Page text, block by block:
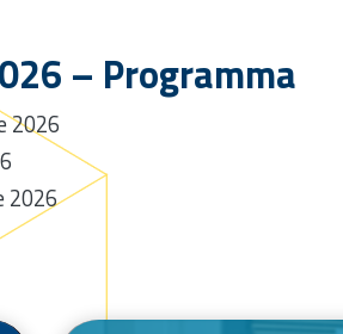
– Programma
2026
2026